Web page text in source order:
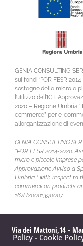
GENIA CONSULTING
sui fondi ‘POR FESR
sostegno delle micro e
l’utilizzo dell’ICT.
2020 – Regione Umbria
commerce” per e-
all’organizzazione di
GENIA CONSULTING
“POR FESR 2014-2020.
micro e piccole imprese
Approvazione Avviso a
Umbria “ with respect to
commerce on products
167H20001390007
Via dei Mattoni,14 -
Policy - Cookie